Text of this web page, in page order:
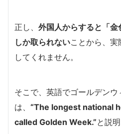
正し、 外国人からすると「
しか取られないことから、
してくれません。
そこで、英語でゴールデン
は、 “The longest national
called Golden Week.”と説